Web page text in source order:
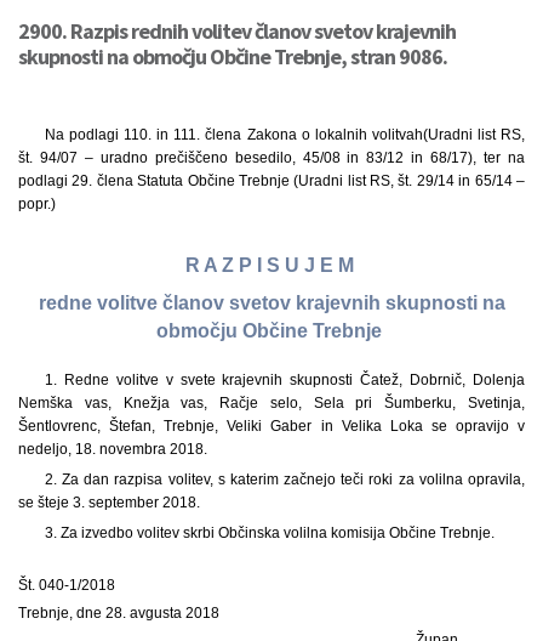
2900. Razpis rednih volitev članov svetov krajevnih
skupnosti na območju Občine Trebnje, stran 9086.
Na podlagi 110. in 111. člena Zakona o lokalnih volitvah(Uradni list RS,
št. 94/07 – uradno prečiščeno besedilo, 45/08 in 83/12 in 68/17), ter na
podlagi 29. člena Statuta Občine Trebnje (Uradni list RS, št. 29/14 in 65/14 –
popr.)
R A Z P I S U J E M
redne volitve članov svetov krajevnih skupnosti na
območju Občine Trebnje
1. Redne volitve v svete krajevnih skupnosti Čatež, Dobrnič, Dolenja
Nemška vas, Knežja vas, Račje selo, Sela pri Šumberku, Svetinja,
Šentlovrenc, Štefan, Trebnje, Veliki Gaber in Velika Loka se opravijo v
nedeljo, 18. novembra 2018.
2. Za dan razpisa volitev, s katerim začnejo teči roki za volilna opravila,
se šteje 3. september 2018.
3. Za izvedbo volitev skrbi Občinska volilna komisija Občine Trebnje.
Št. 040-1/2018
Trebnje, dne 28. avgusta 2018